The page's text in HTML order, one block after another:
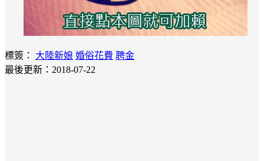
標簽： 大陸新娘 婚俗花費 聘金
最後更新：2018-07-22